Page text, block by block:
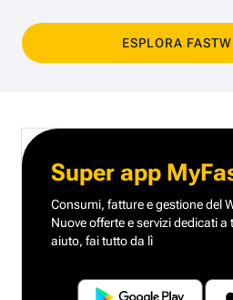
ESPLORA
Super app
Consumi, fatture e gestione del
Nuove offerte e servizi dedicati a
aiuto, fai tutto da lì